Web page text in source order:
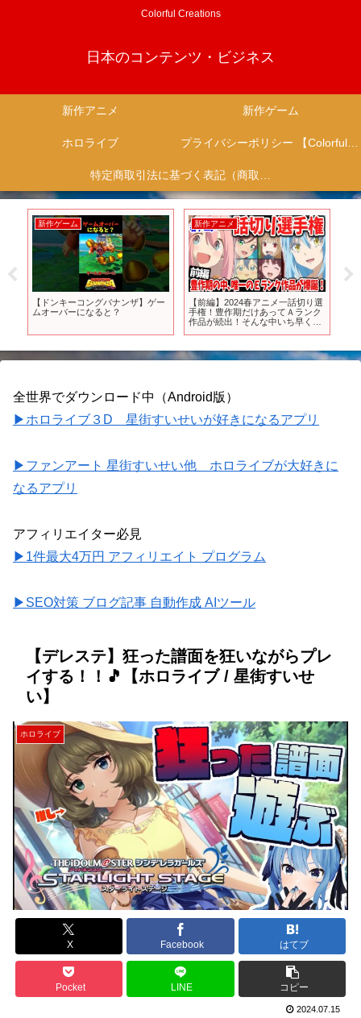
Colorful Creations
日本のコンテンツ・ビジネス
新作アニメ 新作ゲーム
ホロライブ プライバシーポリシー 【Colorful Creation】
特定商取引法に基づく表記（商取引に関する開示）
新作ゲーム
【ドンキーコングバナンザ】ゲー
ムオーバーになると？
新作アニメ
【前編】2024春アニメ一話切り選
手権！豊作期だけあってＡランク
作品が続出！そんな中いち早く切
全世界でダウンロード中（Android版）
▶ホロライブ３D 星街すいせいが好きになるアプリ
▶ファンアート 星街すいせい他 ホロライブが大好きに
なるアプリ
アフィリエイター必見
▶1件最大4万円 アフィリエイト プログラム
▶SEO対策 ブログ記事 自動作成 AIツール
【デレステ】狂った譜面を狂いながらプレ
イする！！🎵【ホロライブ / 星街すいせ
い】
ホロライブ
X Facebook はてブ
Pocket LINE コピー
2024.07.15